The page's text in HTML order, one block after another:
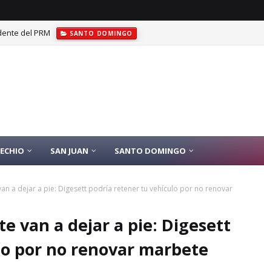
de oro en JCC Santo Domingo 2026
SAN JUAN SANTO DOMINGO
a dejar a pie: Digesett podría retener tu vehículo por no renovar
van a dejar a pie: Digesett
por no renovar marbete